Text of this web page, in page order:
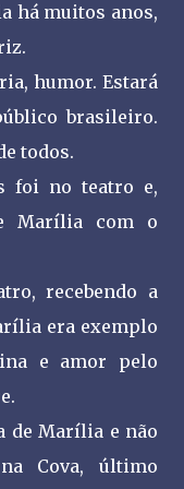
há muitos anos,
humor. Estará
brasileiro.
todos.
foi no teatro e,
Marília com o
recebendo a
era exemplo
e amor pelo
de Marília e não
Cova, último